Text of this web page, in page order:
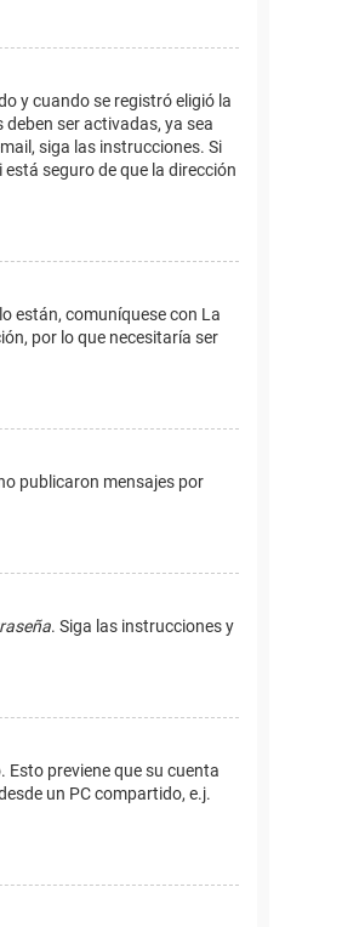
y cuando se registró eligió la
ser activadas, ya sea
siga las instrucciones. Si
seguro de que la dirección
están, comuníquese con La
por lo que necesitaría ser
publicaron mensajes por
. Siga las instrucciones y
previene que su cuenta
un PC compartido, e.j.